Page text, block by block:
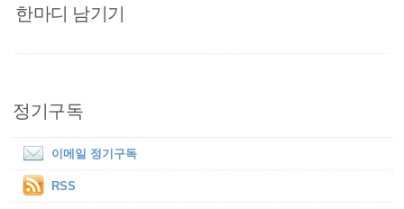
한마디 남기기
정기구독
이메일 정기구독
RSS